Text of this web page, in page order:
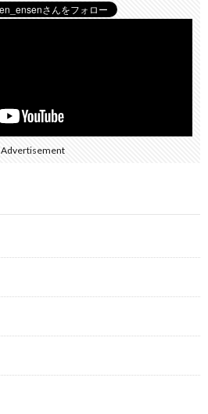
Advertisement